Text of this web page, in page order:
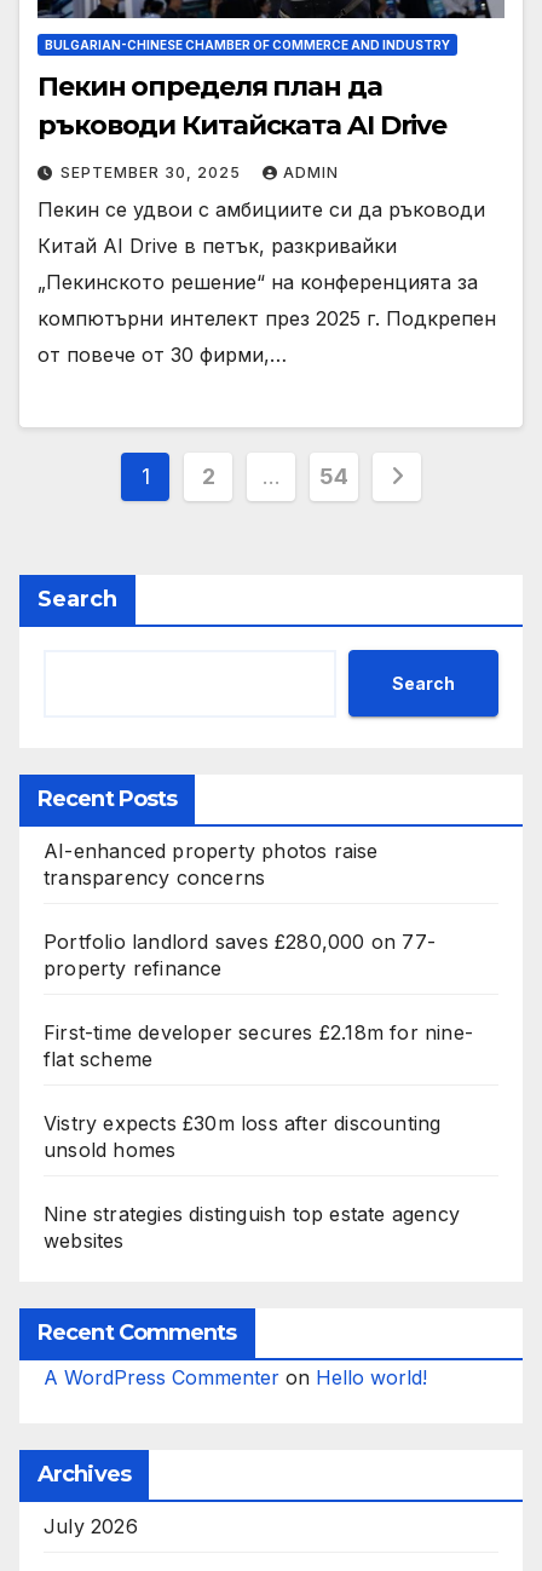
BULGARIAN-CHINESE CHAMBER OF COMMERCE AND INDUSTRY
Пекин определя план да
ръководи Китайската AI Drive
SEPTEMBER 30, 2025 ADMIN
Пекин се удвои с амбициите си да ръководи
Китай AI Drive в петък, разкривайки
„Пекинското решение“ на конференцията за
компютърни интелект през 2025 г. Подкрепен
от повече от 30 фирми,…
Posts
1 2 … 54
Search
Search
Recent Posts
AI-enhanced property photos raise
transparency concerns
Portfolio landlord saves £280,000 on 77-
property refinance
First-time developer secures £2.18m for nine-
flat scheme
Vistry expects £30m loss after discounting
unsold homes
Nine strategies distinguish top estate agency
websites
Recent Comments
A WordPress Commenter on Hello world!
Archives
July 2026